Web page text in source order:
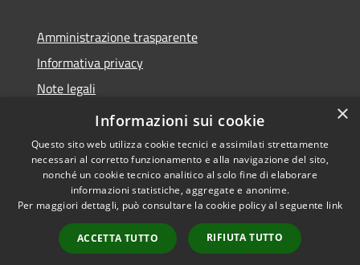
Amministrazione trasparente
Informativa privacy
Note legali
Dichiarazione di accessibilità
Accessibilità
Copyright © 2026 • Comune di
Barasso • Powered by
Municipium•
Accesso
redazione
×
Informazioni sui cookie
Questo sito web utilizza cookie tecnici e assimilati strettamente
necessari al corretto funzionamento e alla navigazione del sito,
nonché un cookie tecnico analitico al solo fine di elaborare
informazioni statistiche, aggregate e anonime.
Per maggiori dettagli, può consultare la cookie policy al seguente link
ACCETTA TUTTO RIFIUTA TUTTO